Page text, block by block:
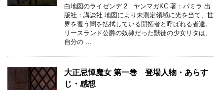
白地図のライゼンデ 2 ヤンマガKC 著：パミラ 出
版社：講談社 地図により未測定領域に光を当て、世
界を覆う闇を払拭している開拓者と呼ばれる者達。
リースランド公爵の奴隷だった獣徒の少女リタは、
自分の …
大正忌憚魔女 第一巻 登場人物・あらす
じ・感想